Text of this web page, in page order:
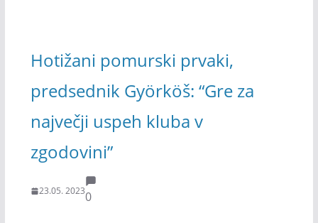
Hotižani pomurski prvaki,
predsednik Györköš: “Gre za
največji uspeh kluba v
zgodovini”
23.05. 20230